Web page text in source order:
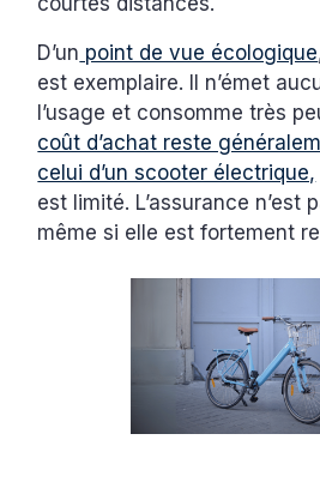
D’un point de vue écologique
est exemplaire. Il n’émet
l’usage et consomme très
coût d’achat reste
celui d’un scooter électrique,
est limité. L’assurance n’est
même si elle est fortement